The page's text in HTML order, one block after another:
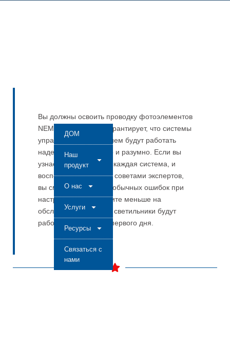
ДОМ
Наш
продукт
О нас
Услуги
Ресурсы
Связаться с
нами
Вы должны освоить проводку фотоэлементов
NEMA и Zhaga. Это гарантирует, что системы
управления освещением будут работать
надежно, эффективно и разумно. Если вы
узнаете, как работает каждая система, и
воспользуетесь этими советами экспертов,
вы сможете избежать обычных ошибок при
настройке. Вы потратите меньше на
обслуживание и ваши светильники будут
работать идеально с первого дня.